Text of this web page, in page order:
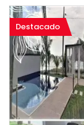
Destacado